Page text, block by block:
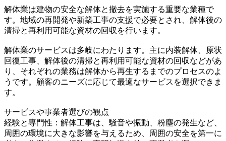
解体業は建物の安全な解体と撤去を実施する重要な業種で
す。地域の再開発や新築工事の支援で必要とされ、解体後の
清掃と再利用可能な資材の回収を行います。
解体業のサービスは多岐にわたります。主に内装解体、原状
回復工事、解体後の清掃と再利用可能な資材の回収などがあ
り、それぞれの業務は解体から再生するまでのプロセスのよ
うです。顧客のニーズに応じて最適なサービスを選択できま
す。
サービスや事業者選びの観点
経験と専門性：解体工事は、騒音や振動、粉塵の発生など、
周囲の環境に大きな影響を与えるため、周囲の安全を第一に